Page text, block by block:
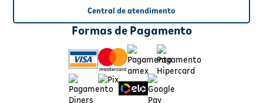
Central de atendimento
Formas de Pagamento